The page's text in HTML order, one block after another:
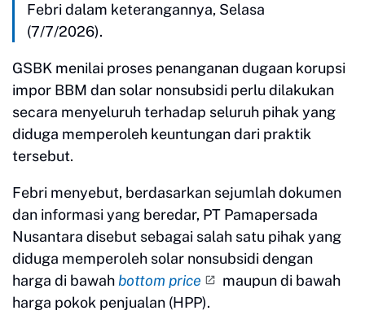
Febri dalam keterangannya, Selasa
(7/7/2026).
GSBK menilai proses penanganan dugaan korupsi
impor BBM dan solar nonsubsidi perlu dilakukan
secara menyeluruh terhadap seluruh pihak yang
diduga memperoleh keuntungan dari praktik
tersebut.
Febri menyebut, berdasarkan sejumlah dokumen
dan informasi yang beredar, PT Pamapersada
Nusantara disebut sebagai salah satu pihak yang
diduga memperoleh solar nonsubsidi dengan
harga di bawah bottom price
maupun di bawah
harga pokok penjualan (HPP).